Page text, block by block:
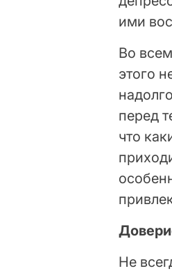
ими
Во
этого
перед
что
Не